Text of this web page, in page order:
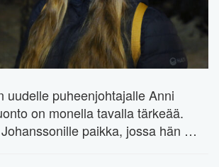
uudelle puheenjohtajalle Anni
on monella tavalla tärkeää.
paikka, jossa hän …